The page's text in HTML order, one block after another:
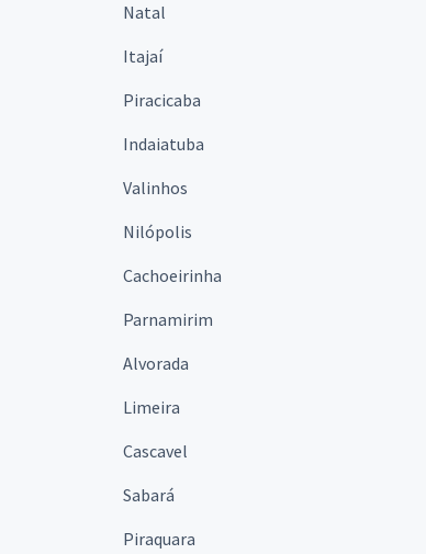
Natal
Itajaí
Piracicaba
Indaiatuba
Valinhos
Nilópolis
Cachoeirinha
Parnamirim
Alvorada
Limeira
Cascavel
Sabará
Piraquara